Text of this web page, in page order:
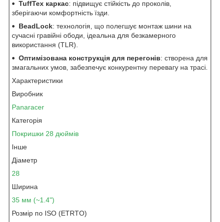
TuffTex каркас: підвищує стійкість до проколів,
зберігаючи комфортність їзди.
BeadLock: технологія, що полегшує монтаж шини на
сучасні гравійні ободи, ідеальна для безкамерного
використання (TLR).
Оптимізована конструкція для перегонів: створена для
змагальних умов, забезпечує конкурентну перевагу на трасі.
Характеристики
Виробник
Panaracer
Категорiя
Покришки 28 дюймів
Інше
Діаметр
28
Ширина
35 мм (~1.4")
Розмір по ISO (ETRTO)